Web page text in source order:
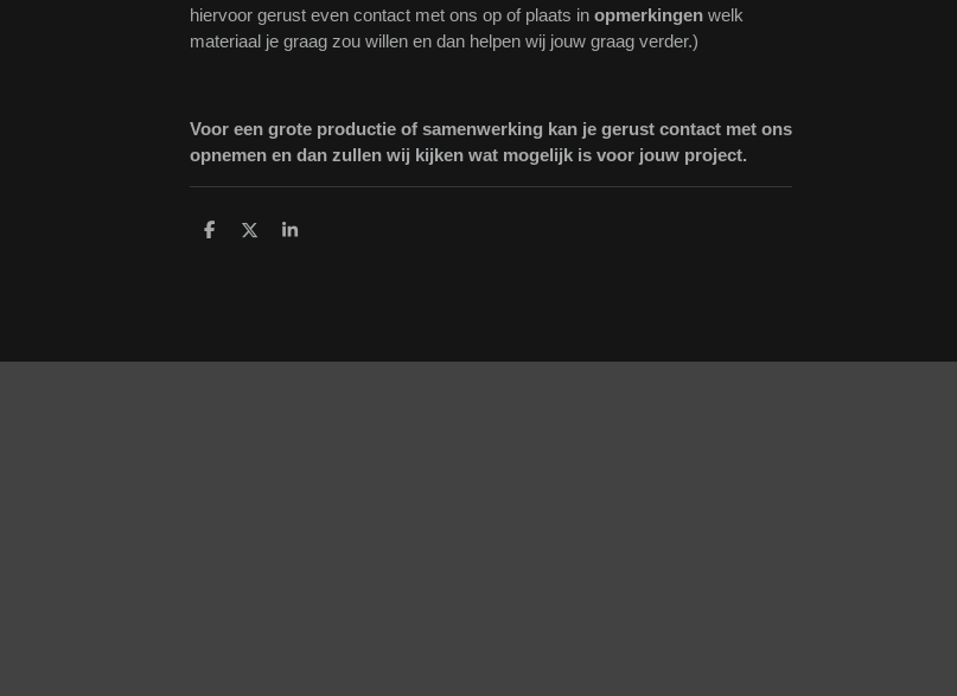
hiervoor gerust even contact met ons op of plaats in opmerkingen welk
materiaal je graag zou willen en dan helpen wij jouw graag verder.)
Voor een grote productie of samenwerking kan je gerust contact met ons
opnemen en dan zullen wij kijken wat mogelijk is voor jouw project.
D
D
S